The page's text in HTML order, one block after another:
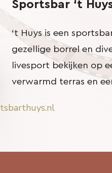
Sportsbar ‘t
‘t Huys is een
gezellige borrel en
livesport bekijken op
verwarmd terras en